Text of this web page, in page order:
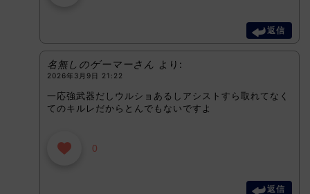
返信
名無しのゲーマーさん より:
2026年3月9日 21:22
一応強武器だしウルショあるしアシストすら取れてなく
てのキルレだからとんでもないですよ
0
返信